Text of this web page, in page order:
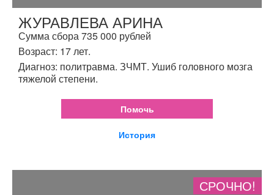
ЖУРАВЛЕВА АРИНА
Сумма сбора 735 000 рублей
Возраст: 17 лет.
Диагноз: политравма. ЗЧМТ. Ушиб головного мозга
тяжелой степени.
Помочь
История
СРОЧНО!